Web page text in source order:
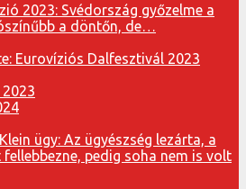
2023: Svédország győzelme a
a döntőn, de…
Eurovíziós Dalfesztivál 2023
ügy: Az ügyészség lezárta, a
pedig soha nem is volt